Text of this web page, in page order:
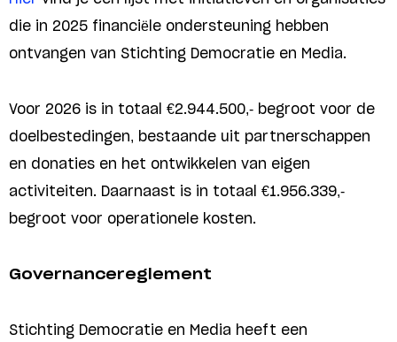
die in 2025 financiële ondersteuning hebben
ontvangen van Stichting Democratie en Media.
Voor 2026 is in totaal €2.944.500,- begroot voor de
doelbestedingen, bestaande uit partnerschappen
en donaties en het ontwikkelen van eigen
activiteiten. Daarnaast is in totaal €1.956.339,-
begroot voor operationele kosten.
Governancereglement
Stichting Democratie en Media heeft een